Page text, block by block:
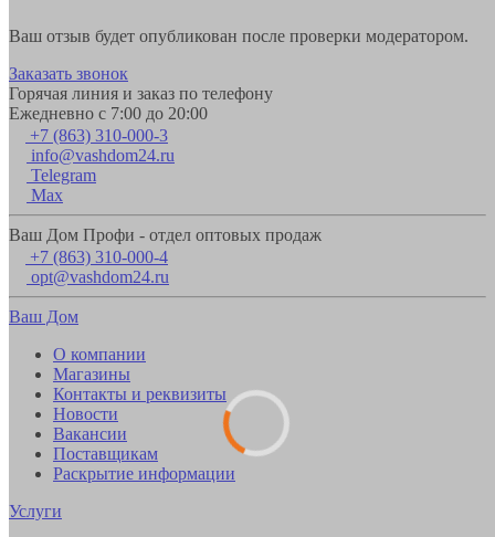
Ваш отзыв будет опубликован после проверки модератором.
Заказать звонок
Горячая линия и заказ по телефону
Ежедневно с 7:00 до 20:00
+7 (863) 310-000-3
info@vashdom24.ru
Telegram
Max
Ваш Дом Профи - отдел оптовых продаж
+7 (863) 310-000-4
opt@vashdom24.ru
Ваш Дом
О компании
Магазины
Контакты и реквизиты
Новости
Вакансии
Поставщикам
Раскрытие информации
Услуги